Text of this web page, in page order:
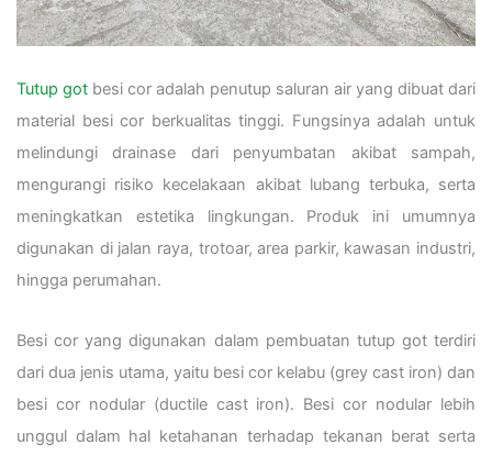
Tutup got besi cor adalah penutup saluran air yang dibuat dari
material besi cor berkualitas tinggi. Fungsinya adalah untuk
melindungi drainase dari penyumbatan akibat sampah,
mengurangi risiko kecelakaan akibat lubang terbuka, serta
meningkatkan estetika lingkungan. Produk ini umumnya
digunakan di jalan raya, trotoar, area parkir, kawasan industri,
hingga perumahan.
Besi cor yang digunakan dalam pembuatan tutup got terdiri
dari dua jenis utama, yaitu besi cor kelabu (grey cast iron) dan
besi cor nodular (ductile cast iron). Besi cor nodular lebih
unggul dalam hal ketahanan terhadap tekanan berat serta